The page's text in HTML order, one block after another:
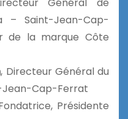
– Saint-Jean-Cap-
de la marque Côte
, Directeur Général du
Jean-Cap-Ferrat
Présidente